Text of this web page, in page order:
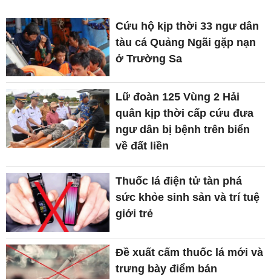
Cứu hộ kịp thời 33 ngư dân
tàu cá Quảng Ngãi gặp nạn
ở Trường Sa
Lữ đoàn 125 Vùng 2 Hải
quân kịp thời cấp cứu đưa
ngư dân bị bệnh trên biển
về đất liền
Thuốc lá điện tử tàn phá
sức khỏe sinh sản và trí tuệ
giới trẻ
Đề xuất cấm thuốc lá mới và
trưng bày điểm bán